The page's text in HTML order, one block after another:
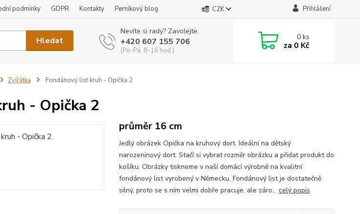
podmínky GDPR Kontakty Perníkový blog CZK Přihlášení
Hledat
Nevíte si rady? Zavolejte.
+420 607 155 706
(Po-Pá, 8-16 hod.)
0ks
za 0 Kč
Zvířátka Fondánový list kruh - Opička 2
- Opička 2
průměr 16 cm
Jedlý obrázek Opička na kruhový dort. Ideální na dětský
narozeninový dort. Stačí si vybrat rozměr obrázku a přidat produkt do
košíku. Obrázky tiskneme v naší domácí výrobně na kvalitní
fondánový list vyrobený v Německu. Fondánový list je dostatečně
silný, proto se s ním velmi dobře pracuje, ale záro... celý popis